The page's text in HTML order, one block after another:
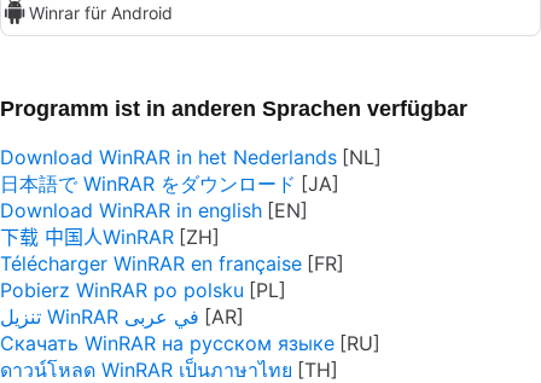
Winrar für Android
Programm ist in anderen Sprachen verfügbar
Download WinRAR in het Nederlands
日本語で WinRAR をダウンロード
Download WinRAR in english
下载 中国人WinRAR
Télécharger WinRAR en française
Pobierz WinRAR po polsku
تنزيل WinRAR في عربى
Скачать WinRAR на русском языке
ดาวน์โหลด WinRAR เป็นภาษาไทย